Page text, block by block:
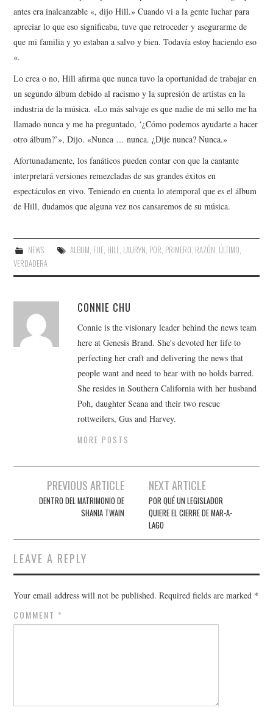
antes era inalcanzable «, dijo Hill.» Cuando vi a la gente luchar para
apreciar lo que eso significaba, tuve que retroceder y asegurarme de
que mi familia y yo estaban a salvo y bien. Todavía estoy haciendo eso
«.
Lo crea o no, Hill afirma que nunca tuvo la oportunidad de trabajar en
un segundo álbum debido al racismo y la supresión de artistas en la
industria de la música. «Lo más salvaje es que nadie de mi sello me ha
llamado nunca y me ha preguntado, ‘¿Cómo podemos ayudarte a hacer
otro álbum?’», Dijo. «Nunca … nunca. ¿Dije nunca? Nunca.»
Afortunadamente, los fanáticos pueden contar con que la cantante
interpretará versiones remezcladas de sus grandes éxitos en
espectáculos en vivo. Teniendo en cuenta lo atemporal que es el álbum
de Hill, dudamos que alguna vez nos cansaremos de su música.
NEWS ALBUM, FUE, HILL, LAURYN, POR, PRIMERO, RAZÓN, ÚLTIMO,
VERDADERA
CONNIE CHU
Connie is the visionary leader behind the news team
here at Genesis Brand. She's devoted her life to
perfecting her craft and delivering the news that
people want and need to hear with no holds barred.
She resides in Southern California with her husband
Poh, daughter Seana and their two rescue
rottweilers, Gus and Harvey.
MORE POSTS
navigation
PREVIOUS ARTICLE
DENTRO DEL MATRIMONIO DE
SHANIA TWAIN
NEXT ARTICLE
POR QUÉ UN LEGISLADOR
QUIERE EL CIERRE DE MAR-A-
LAGO
LEAVE A REPLY
Your email address will not be published. Required fields are marked *
COMMENT *